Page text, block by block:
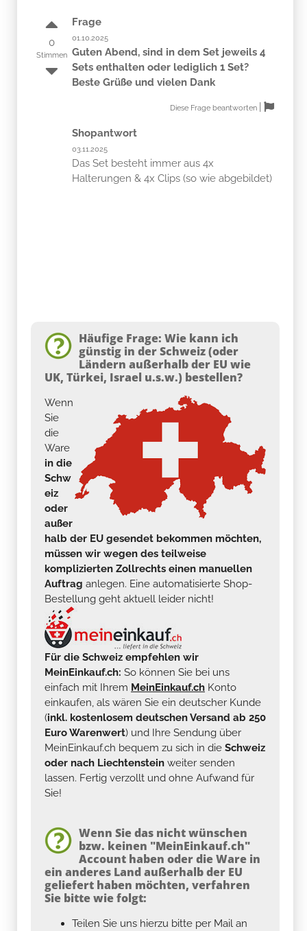
0
Stimmen
Frage
01.10.2025
Guten Abend, sind in dem Set jeweils 4
Sets enthalten oder lediglich 1 Set?
Beste Grüße und vielen Dank
Diese Frage beantworten
Shopantwort
03.11.2025
Das Set besteht immer aus 4x
Halterungen & 4x Clips (so wie abgebildet)
Häufige Frage: Wie kann ich
günstig in der Schweiz (oder
Ländern außerhalb der EU wie
UK, Türkei, Israel u.s.w.) bestellen?
Wenn
Sie
die
Ware
in die
Schw
eiz
oder
außer
halb der EU gesendet bekommen möchten,
müssen wir wegen des teilweise
komplizierten Zollrechts einen manuellen
Auftrag anlegen. Eine automatisierte Shop-
Bestellung geht aktuell leider nicht!
Für die Schweiz empfehlen wir
MeinEinkauf.ch: So können Sie bei uns
einfach mit Ihrem MeinEinkauf.ch Konto
einkaufen, als wären Sie ein deutscher Kunde
(inkl. kostenlosem deutschen Versand ab 250
Euro Warenwert) und Ihre Sendung über
MeinEinkauf.ch bequem zu sich in die Schweiz
oder nach Liechtenstein weiter senden
lassen. Fertig verzollt und ohne Aufwand für
Sie!
Wenn Sie das nicht wünschen
bzw. keinen "MeinEinkauf.ch"
Account haben oder die Ware in
ein anderes Land außerhalb der EU
geliefert haben möchten, verfahren
Sie bitte wie folgt:
Teilen Sie uns hierzu bitte per Mail an